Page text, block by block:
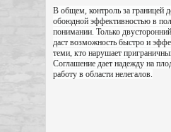
В общем, контроль за границей
обоюдной эффективностью в
понимании. Только
даст возможность быстро и
теми, кто нарушает
Соглашение дает надежду на
работу в области нелегалов.